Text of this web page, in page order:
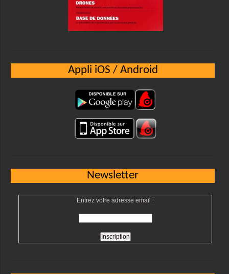
Appli iOS / Android
Newsletter
Entrez votre adresse email :